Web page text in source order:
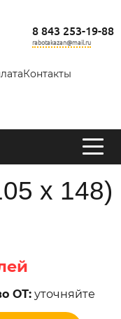
Контакты
8 843 253-19-88
rabotakazan@mail.ru
х 148)
ОТ: уточняйте